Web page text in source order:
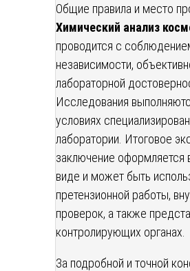
Общие правила и место
Химический анализ
проводится с
независимости,
лабораторной
Исследования
условиях
лаборатории. Итоговое
заключение оформляется
виде и может быть
претензионной работы,
проверок, а также
контролирующих органах.
За подробной и точной